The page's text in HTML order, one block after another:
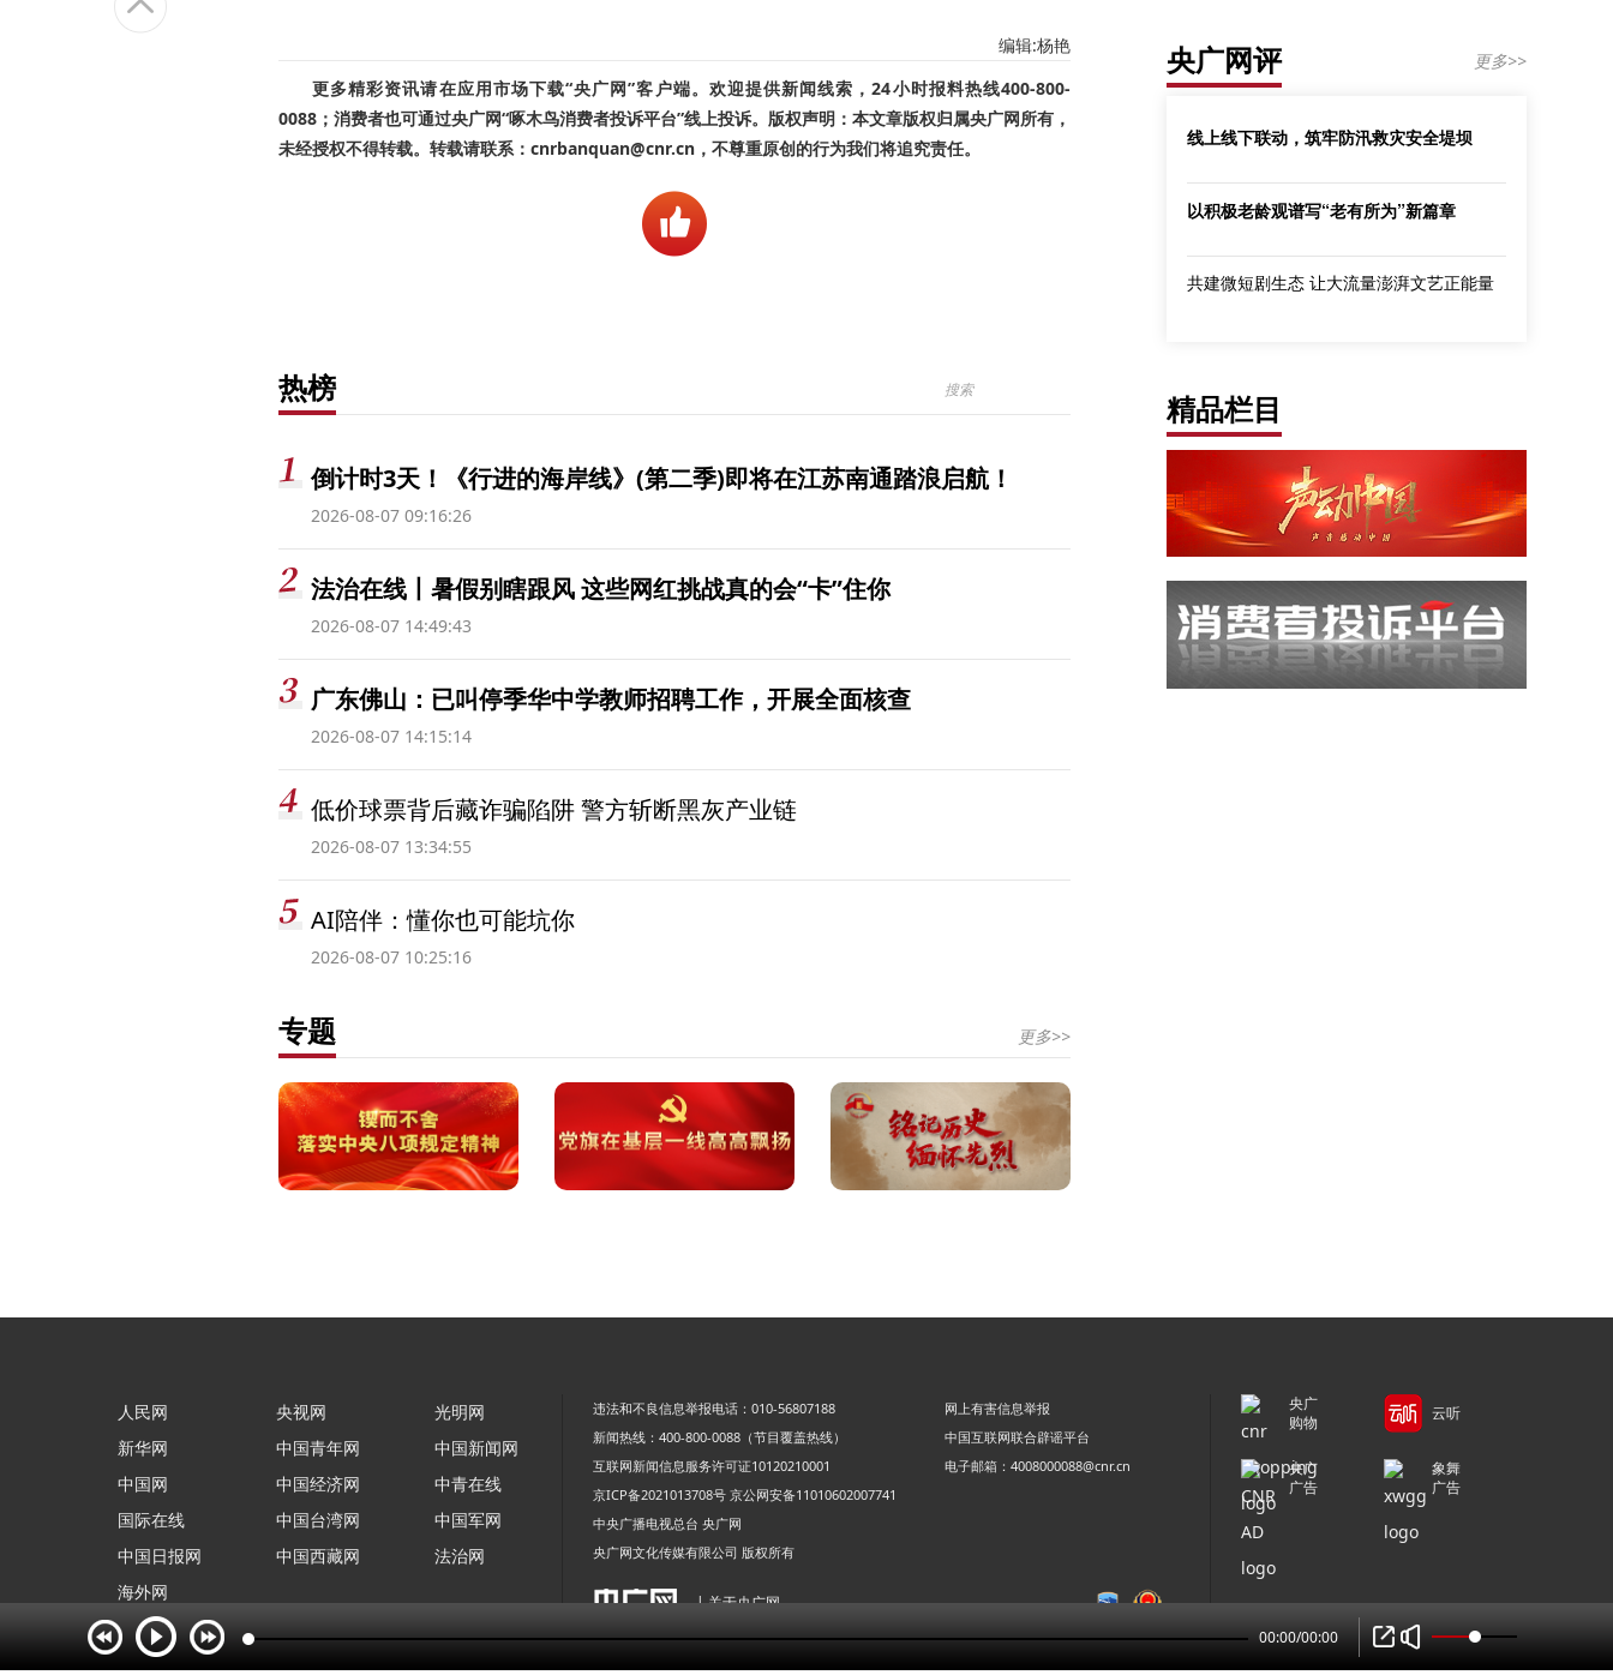
编辑:杨艳
更多精彩资讯请在应用市场下载“央广网”客户端。欢迎提供新闻线索，24小时报料热线400-800-
0088；消费者也可通过央广网“啄木鸟消费者投诉平台”线上投诉。版权声明：本文章版权归属央广网所有，
未经授权不得转载。转载请联系：cnrbanquan@cnr.cn，不尊重原创的行为我们将追究责任。
热榜
倒计时3天！《行进的海岸线》(第二季)即将在江苏南通踏浪启航！
2026-08-07 09:16:26
法治在线丨暑假别瞎跟风 这些网红挑战真的会“卡”住你
2026-08-07 14:49:43
广东佛山：已叫停季华中学教师招聘工作，开展全面核查
2026-08-07 14:15:14
低价球票背后藏诈骗陷阱 警方斩断黑灰产业链
2026-08-07 13:34:55
AI陪伴：懂你也可能坑你
2026-08-07 10:25:16
专题 更多>>
央广网评 更多>>
线上线下联动，筑牢防汛救灾安全堤坝
以积极老龄观谱写“老有所为”新篇章
共建微短剧生态 让大流量澎湃文艺正能量
精品栏目
人民网
新华网
中国网
国际在线
中国日报网
海外网
央视网
中国青年网
中国经济网
中国台湾网
中国西藏网
光明网
中国新闻网
中青在线
中国军网
法治网
违法和不良信息举报电话：010-56807188
网上有害信息举报
新闻热线：400-800-0088（节目覆盖热线）
中国互联网联合辟谣平台
互联网新闻信息服务许可证10120210001
电子邮箱：4008000088@cnr.cn
京ICP备2021013708号 京公网安备11010602007741
中央广播电视总台 央广网
央广网文化传媒有限公司 版权所有
| 关于央广网
央广
购物
云听
央广
广告
象舞
广告
00:00/00:00